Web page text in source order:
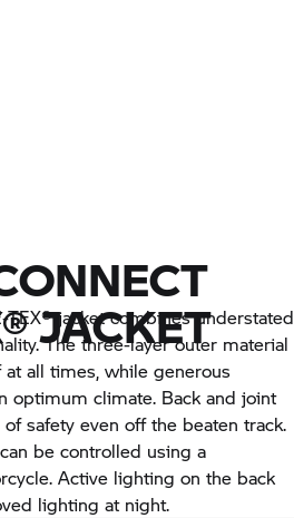
JACKET
TEX® jacket combines understated
The three-layer outer material
all times, while generous
optimum climate. Back and joint
safety even off the beaten track.
be controlled using a
Active lighting on the back
lighting at night.